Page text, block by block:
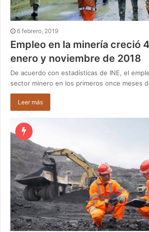
6 febrero, 2019
Empleo en la minería creció
enero y noviembre de 2018
De acuerdo con estadísticas de INE, el
sector minero en los primeros once meses
Leer más